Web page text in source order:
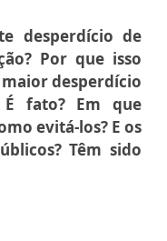
desperdício de
Por que isso
desperdício
É fato? Em que
evitá-los? E os
Têm sido